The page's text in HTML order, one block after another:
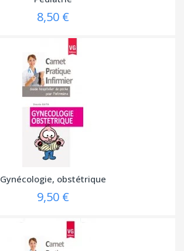
8,50 €
Gynécologie, obstétrique
9,50 €